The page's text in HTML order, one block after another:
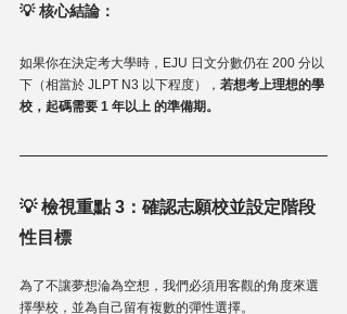
💡 核心結論 ：
如果你在決定考大學時，EJU 日文分數仍在 200 分以
下（相當於 JLPT N3 以下程度）， 若想考上理想的學
校，起碼需要 1 年以上 的準備期。
💡 檢視重點 3：確認志願校並設定階段
性目標
為了不讓夢想淪為空想，我們必須用客觀的角度來選
擇學校，並為自己留有複數的彈性選擇。